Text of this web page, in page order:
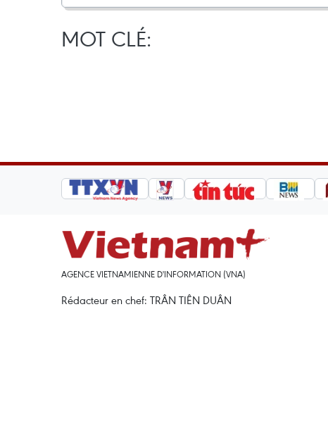
MOT CLÉ:
AGENCE VIETNAMIENNE D'INFORMATION (VNA)
Rédacteur en chef: TRÂN TIÊN DUÂN